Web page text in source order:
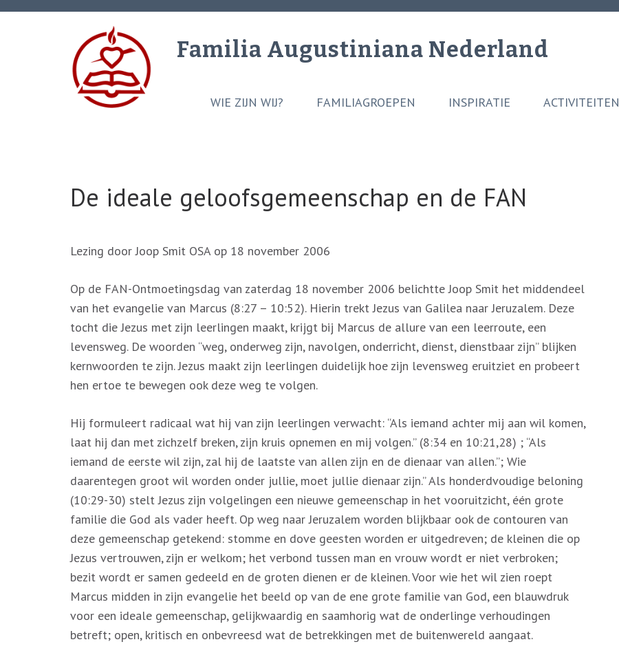
Ga
Familia Augustiniana Nederland
WIE ZIJN WIJ? FAMILIAGROEPEN INSPIRATIE ACTIVITEITEN
De ideale geloofsgemeenschap en de FAN
Lezing door Joop Smit OSA op 18 november 2006
Op de FAN-Ontmoetingsdag van zaterdag 18 november 2006 belichtte Joop Smit het middendeel
van het evangelie van Marcus (8:27 – 10:52). Hierin trekt Jezus van Galilea naar Jeruzalem. Deze
tocht die Jezus met zijn leerlingen maakt, krijgt bij Marcus de allure van een leerroute, een
levensweg. De woorden “weg, onderweg zijn, navolgen, onderricht, dienst, dienstbaar zijn” blijken
kernwoorden te zijn. Jezus maakt zijn leerlingen duidelijk hoe zijn levensweg eruitziet en probeert
hen ertoe te bewegen ook deze weg te volgen.
Hij formuleert radicaal wat hij van zijn leerlingen verwacht: “Als iemand achter mij aan wil komen,
laat hij dan met zichzelf breken, zijn kruis opnemen en mij volgen.” (8:34 en 10:21,28) ; “Als
iemand de eerste wil zijn, zal hij de laatste van allen zijn en de dienaar van allen.”; Wie
daarentegen groot wil worden onder jullie, moet jullie dienaar zijn.” Als honderdvoudige beloning
(10:29-30) stelt Jezus zijn volgelingen een nieuwe gemeenschap in het vooruitzicht, één grote
familie die God als vader heeft. Op weg naar Jeruzalem worden blijkbaar ook de contouren van
deze gemeenschap getekend: stomme en dove geesten worden er uitgedreven; de kleinen die op
Jezus vertrouwen, zijn er welkom; het verbond tussen man en vrouw wordt er niet verbroken;
bezit wordt er samen gedeeld en de groten dienen er de kleinen. Voor wie het wil zien roept
Marcus midden in zijn evangelie het beeld op van de ene grote familie van God, een blauwdruk
voor een ideale gemeenschap, gelijkwaardig en saamhorig wat de onderlinge verhoudingen
betreft; open, kritisch en onbevreesd wat de betrekkingen met de buitenwereld aangaat.